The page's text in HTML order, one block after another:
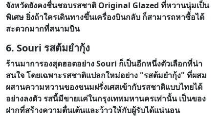
จังหวัดยังคงชื่นชอบรสชาติ Original Glazed ที่หวานนุ่มเป็น
พิเศษ ยิ่งถ้าใครเดินทางขึ้นเครื่องบินกลับ ก็สามารถหาซื้อได้
สะดวกมากที่สนามบิน
6. Souri รสต้มยำกุ้ง
ร้านมาการองสุดฮอตอย่าง Souri ก็เป็นอีกหนึ่งตัวเลือกที่น่า
สนใจ โดยเฉพาะรสชาติแปลกใหม่อย่าง "รสต้มยำกุ้ง" ที่ผสม
ผสานความหวานของขนมฝรั่งเศสเข้ากับรสชาติแบบไทยได้
อย่างลงตัว รสนี้มีขายแค่ในกรุงเทพมหานครเท่านั้น เป็นของ
ฝากที่สร้างความตื่นเต้นและว้าวให้กับผู้รับได้แน่นอน